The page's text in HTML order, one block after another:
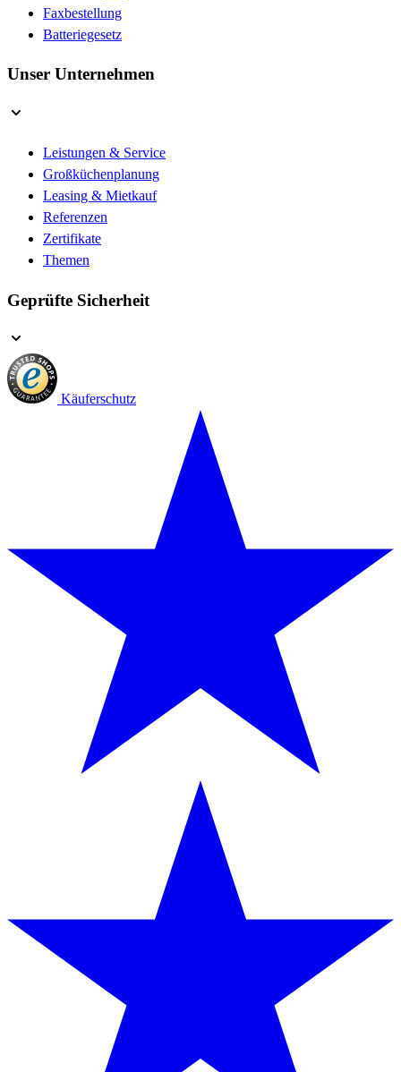
Faxbestellung
Batteriegesetz
Unser Unternehmen
Leistungen & Service
Großküchenplanung
Leasing & Mietkauf
Referenzen
Zertifikate
Themen
Geprüfte Sicherheit
Käuferschutz